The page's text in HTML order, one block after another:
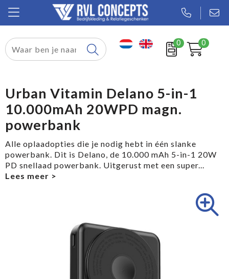
0 0
Relatiegeschenken
Tassen
Sport
Werkkleding
Urban Vitamin Delano 5-in-1
10.000mAh 20WPD magn.
powerbank
Alle oplaadopties die je nodig hebt in één slanke
powerbank. Dit is Delano, de 10.000 mAh 5-in-1 20W
PD snellaad powerbank. Uitgerust met een super...